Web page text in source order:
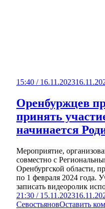
15:40 / 16.11.2023
Оренбуржцев
принять
начинается
Мероприятие,
совместно с
Оренбургской области,
по 1 февраля 2024 года.
записать видеоролик
21:30 / 15.11.2023
СевостьяновОставить